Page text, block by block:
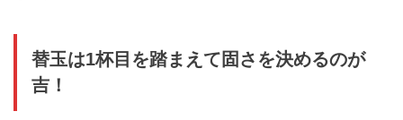
替玉は1杯目を踏まえて固さを決めるのが
吉！